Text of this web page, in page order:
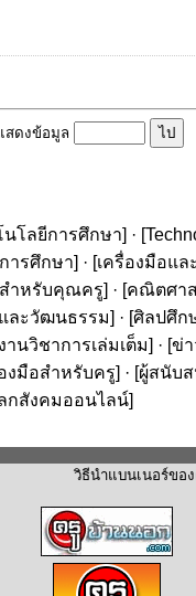
สดงข้อมูล
โลยีการศึกษา] · [
ารศึกษา] · [เครื่องมือแ
สำหรับคุณครู] · [คณิตศา
ละวัฒนธรรม] · [ศิลปศึก
านวิชาการเล่มเต็ม] · [ข่า
งมือสำหรับครู] · [ผู้สนับ
กสังคมออนไลน์]
วิธีนำแบนเนอร์ขอ